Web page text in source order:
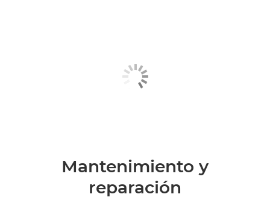
Mantenimiento y
reparación